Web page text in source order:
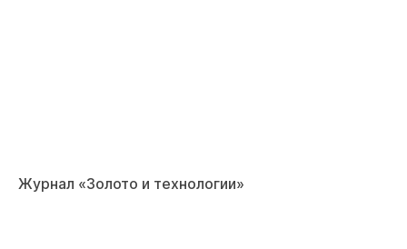
Журнал «Золото и технологии»